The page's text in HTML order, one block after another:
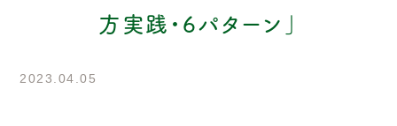
方実践・6パターン」
2023.04.05